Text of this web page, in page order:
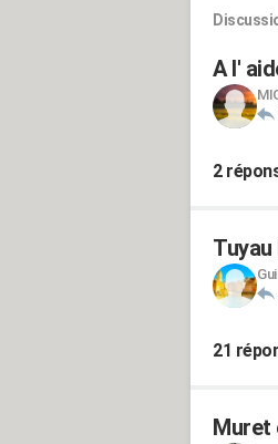
A l'
2
Tuyau
21
Muret